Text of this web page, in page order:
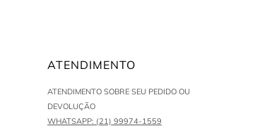
ATENDIMENTO
ATENDIMENTO SOBRE SEU PEDIDO OU
DEVOLUÇÃO
WHATSAPP: (21) 99974-1559